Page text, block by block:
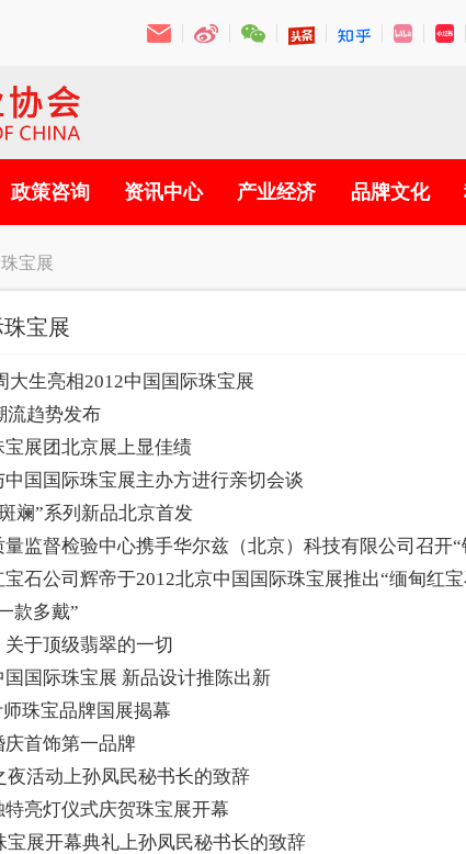
政策咨询 资讯中心 产业经济 品牌文化
宝展
宝展
大生亮相2012中国国际珠宝展
流趋势发布
展团北京展上显佳绩
国国际珠宝展主办方进行亲切会谈
斓”系列新品北京首发
监督检验中心携手华尔兹（北京）科技有限公司召开
石公司辉帝于2012北京中国国际珠宝展推出“缅甸红宝
款多戴”
于顶级翡翠的一切
国际珠宝展 新品设计推陈出新
珠宝品牌国展揭幕
首饰第一品牌
夜活动上孙凤民秘书长的致辞
亮灯仪式庆贺珠宝展开幕
宝展开幕典礼上孙凤民秘书长的致辞